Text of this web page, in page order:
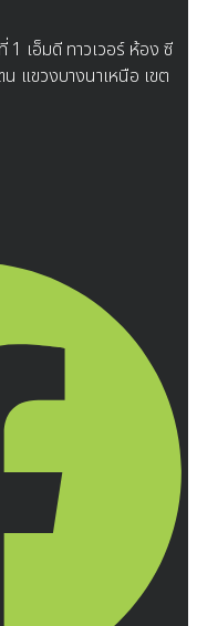
เอ็มดี ทาวเวอร์ ห้อง ซี
แขวงบางนาเหนือ เขต